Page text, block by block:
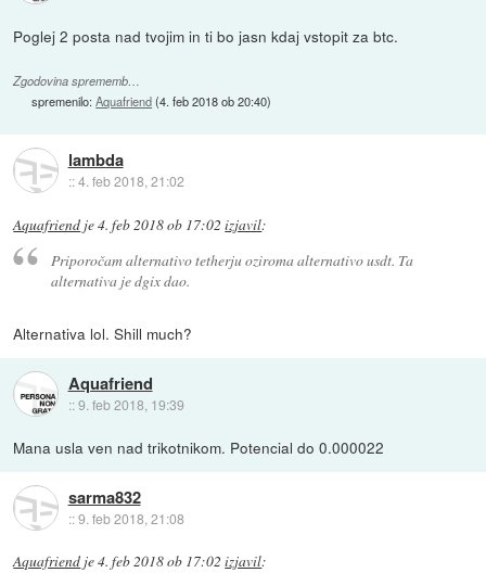
Poglej 2 posta nad tvojim in ti bo jasn kdaj vstopit za btc.
Zgodovina sprememb…
spremenilo:Aquafriend(4. feb 2018 ob 20:40)
lambda
::4. feb 2018, 21:02
Aquafriend je4. feb 2018 ob 17:02 izjavil:
Priporočam alternativo tetherju oziroma alternativo usdt. Ta
alternativa je dgix dao.
Alternativa lol. Shill much?
Aquafriend
::9. feb 2018, 19:39
Mana usla ven nad trikotnikom. Potencial do 0.000022
sarma832
::9. feb 2018, 21:08
Aquafriend je4. feb 2018 ob 17:02 izjavil: